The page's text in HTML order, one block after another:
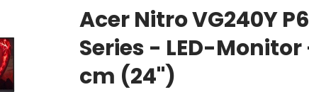
Acer Nitro VG240Y
Series - LED-
cm (24")